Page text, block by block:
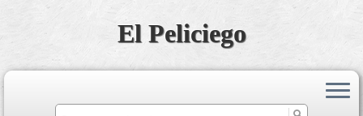
El Peliciego